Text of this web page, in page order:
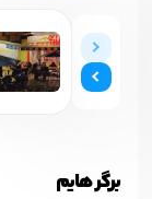
برگر هایم